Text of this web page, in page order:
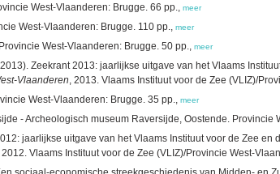
West-Vlaanderen: Brugge. 66 pp., meer
West-Vlaanderen: Brugge. 110 pp., meer
West-Vlaanderen: Brugge. 50 pp., meer
Zeekrant 2013: jaarlijkse uitgave van het Vlaams
Vlaanderen, 2013. Vlaams Instituut voor de Zee (VLIZ)/
West-Vlaanderen: Brugge. 35 pp., meer
- Archeologisch museum Raversijde, Oostende. Provincie
jaarlijkse uitgave van het Vlaams Instituut voor de Zee en
2012. Vlaams Instituut voor de Zee (VLIZ)/Provincie West-